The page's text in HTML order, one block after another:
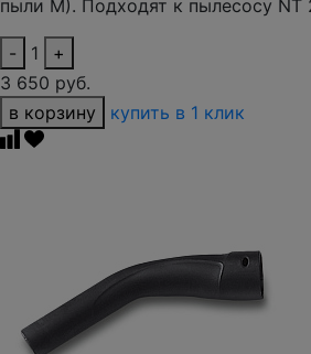
пыли M). Подходят к пылесосу NT
- 1
+
3 650 руб.
в корзину
купить в 1 клик